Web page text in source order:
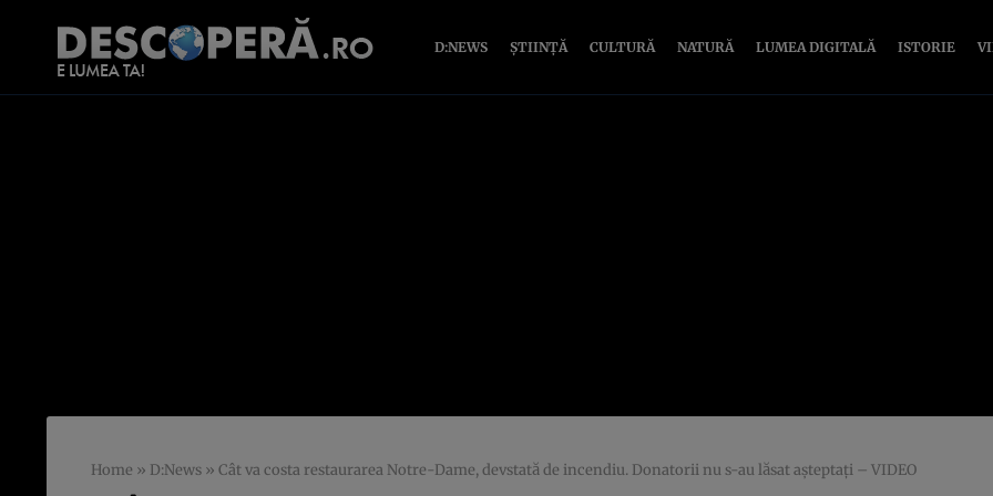
D:NEWS ȘTIINȚĂ CULTURĂ NATURĂ LUMEA DIGITALĂ ISTORIE
Home » D:News » Cât va costa restaurarea Notre-Dame, devstată de incendiu. Donatorii nu s-au lăsat aşteptaţi – VIDEO